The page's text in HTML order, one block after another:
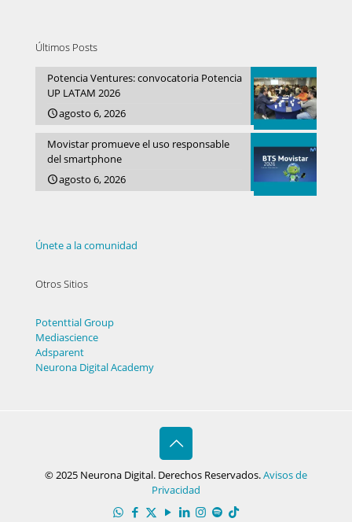
Últimos Posts
Potencia Ventures: convocatoria Potencia
UP LATAM 2026
agosto 6, 2026
Movistar promueve el uso responsable
del smartphone
agosto 6, 2026
Únete a la comunidad
Otros Sitios
Potenttial Group
Mediascience
Adsparent
Neurona Digital Academy
© 2025 Neurona Digital. Derechos Reservados.Avisos de
Privacidad